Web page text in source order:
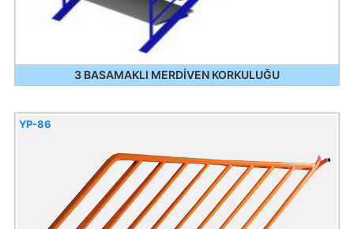
3 BASAMAKLI MERDİVEN KORKULUĞU
YP-86